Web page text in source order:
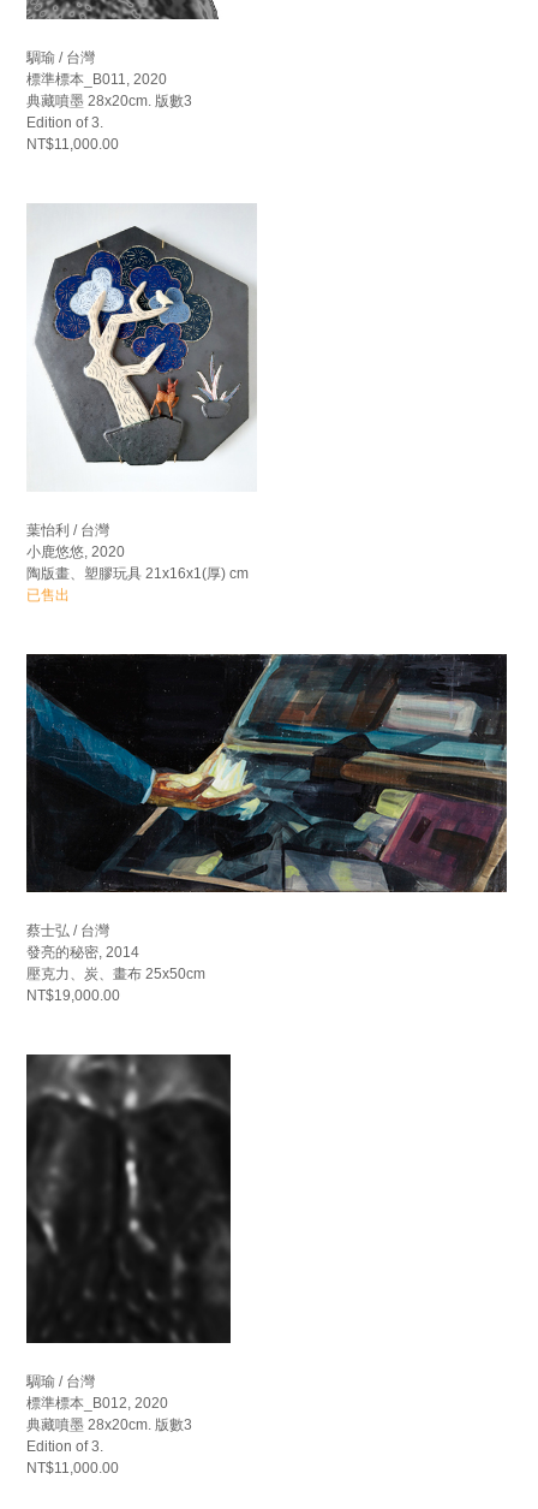
騆瑜 / 台灣
標準標本_B011, 2020
典藏噴墨 28x20cm. 版數3
Edition of 3.
NT$11,000.00
葉怡利 / 台灣
小鹿悠悠, 2020
陶版畫、塑膠玩具 21x16x1(厚) cm
已售出
蔡士弘 / 台灣
發亮的秘密, 2014
壓克力、炭、畫布 25x50cm
NT$19,000.00
騆瑜 / 台灣
標準標本_B012, 2020
典藏噴墨 28x20cm. 版數3
Edition of 3.
NT$11,000.00